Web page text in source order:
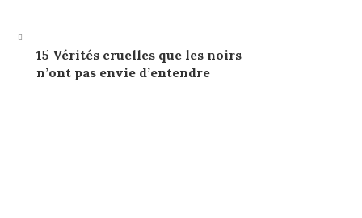
15 Vérités cruelles que les noirs
n’ont pas envie d’entendre